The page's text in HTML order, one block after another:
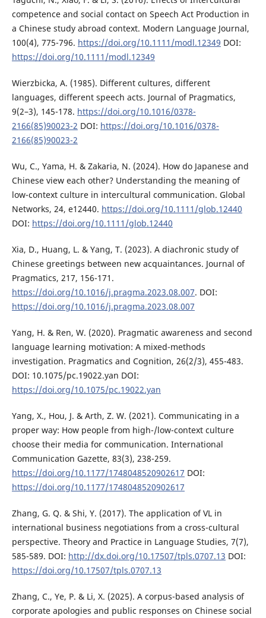
competence and social contact on Speech Act Production in
a Chinese study abroad context. Modern Language Journal,
100(4), 775-796. https://doi.org/10.1111/modl.12349 DOI:
https://doi.org/10.1111/modl.12349
Wierzbicka, A. (1985). Different cultures, different
languages, different speech acts. Journal of Pragmatics,
9(2–3), 145-178. https://doi.org/10.1016/0378-
2166(85)90023-2 DOI: https://doi.org/10.1016/0378-
2166(85)90023-2
Wu, C., Yama, H. & Zakaria, N. (2024). How do Japanese and
Chinese view each other? Understanding the meaning of
low-context culture in intercultural communication. Global
Networks, 24, e12440. https://doi.org/10.1111/glob.12440
DOI: https://doi.org/10.1111/glob.12440
Xia, D., Huang, L. & Yang, T. (2023). A diachronic study of
Chinese greetings between new acquaintances. Journal of
Pragmatics, 217, 156-171.
https://doi.org/10.1016/j.pragma.2023.08.007. DOI:
https://doi.org/10.1016/j.pragma.2023.08.007
Yang, H. & Ren, W. (2020). Pragmatic awareness and second
language learning motivation: A mixed-methods
investigation. Pragmatics and Cognition, 26(2/3), 455-483.
DOI: 10.1075/pc.19022.yan DOI:
https://doi.org/10.1075/pc.19022.yan
Yang, X., Hou, J. & Arth, Z. W. (2021). Communicating in a
proper way: How people from high-/low-context culture
choose their media for communication. International
Communication Gazette, 83(3), 238-259.
https://doi.org/10.1177/1748048520902617 DOI:
https://doi.org/10.1177/1748048520902617
Zhang, G. Q. & Shi, Y. (2017). The application of VL in
international business negotiations from a cross-cultural
perspective. Theory and Practice in Language Studies, 7(7),
585-589. DOI: http://dx.doi.org/10.17507/tpls.0707.13 DOI:
https://doi.org/10.17507/tpls.0707.13
Zhang, C., Ye, P. & Li, X. (2025). A corpus-based analysis of
corporate apologies and public responses on Chinese social